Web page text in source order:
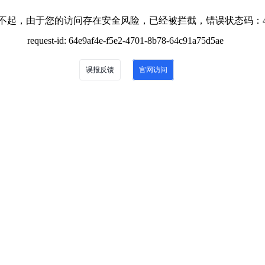
起，由于您的访问存在安全风险，已经被拦截，错误状态码：
request-id: 64e9af4e-f5e2-4701-8b78-64c91a75d5ae
误报反馈 官网访问